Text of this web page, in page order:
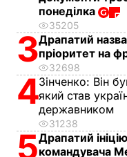
понеділка
35205
3Драпатий
пріоритет на
32698
4Зінченко: Він
який став
державником
31238
5Драпатий
командувача